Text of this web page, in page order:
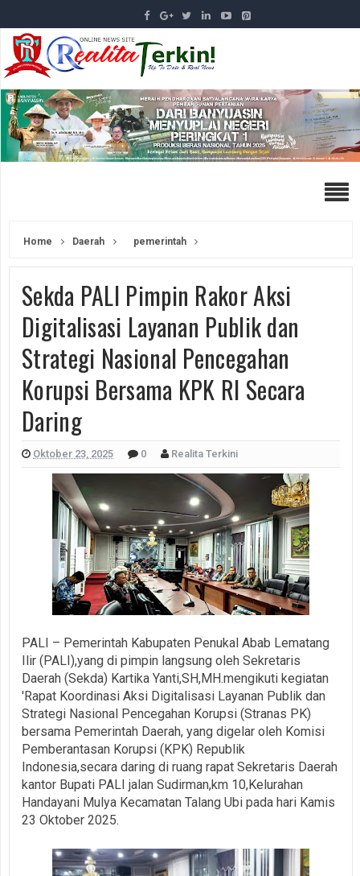
Home Daerah pemerintah
Sekda PALI Pimpin Rakor Aksi
Digitalisasi Layanan Publik dan
Strategi Nasional Pencegahan
Korupsi Bersama KPK RI Secara
Daring
Oktober 23, 2025 0 Realita Terkini
PALI – Pemerintah Kabupaten Penukal Abab Lematang
Ilir (PALI),yang di pimpin langsung oleh Sekretaris
Daerah (Sekda) Kartika Yanti,SH,MH.mengikuti kegiatan
'Rapat Koordinasi Aksi Digitalisasi Layanan Publik dan
Strategi Nasional Pencegahan Korupsi (Stranas PK)
bersama Pemerintah Daerah, yang digelar oleh Komisi
Pemberantasan Korupsi (KPK) Republik
Indonesia,secara daring di ruang rapat Sekretaris Daerah
kantor Bupati PALI jalan Sudirman,km 10,Kelurahan
Handayani Mulya Kecamatan Talang Ubi pada hari Kamis
23 Oktober 2025.